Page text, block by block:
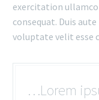
exercitation
consequat. Duis
voluptate velit esse
…Lorem